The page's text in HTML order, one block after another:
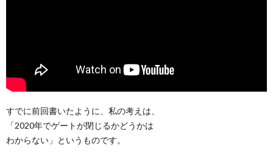
すでに前回書いたように、私の考えは、
「2020年でゲートが閉じるかどうかは
わからない」というものです。